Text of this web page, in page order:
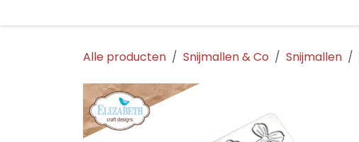
Alle producten Snijmallen & Co Snijmallen